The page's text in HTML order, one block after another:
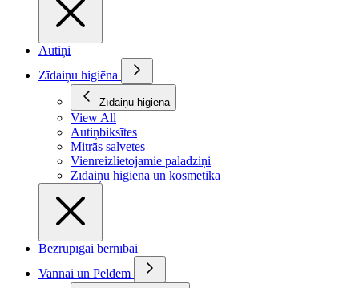
Autiņi
Zīdaiņu higiēna
Zīdaiņu higiēna
View All
Autiņbiksītes
Mitrās salvetes
Vienreizlietojamie paladziņi
Zīdaiņu higiēna un kosmētika
Bezrūpīgai bērnībai
Vannai un Peldēm